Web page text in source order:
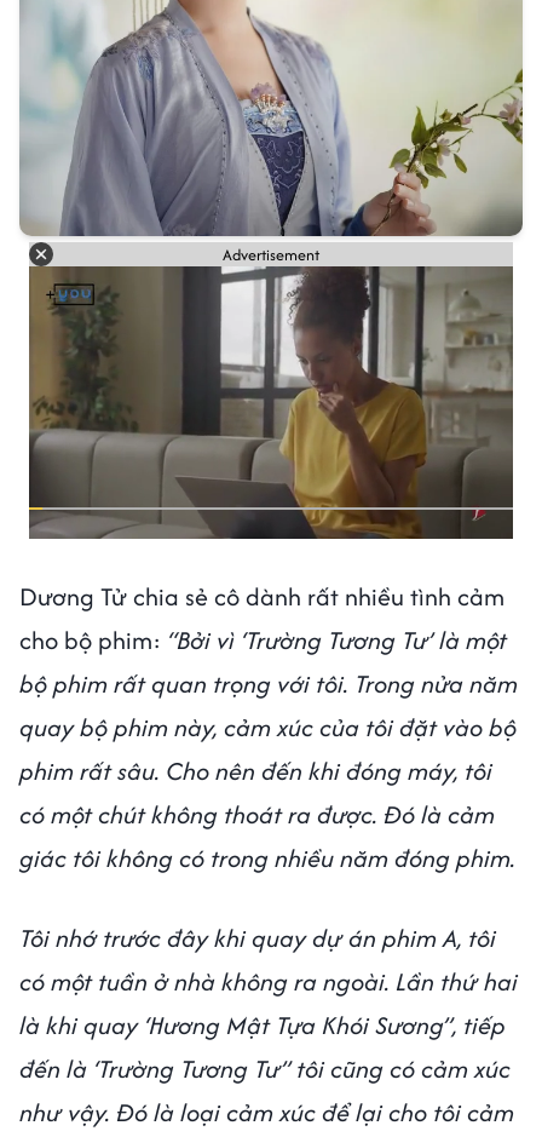
Advertisement
Dương Tử chia sẻ cô dành rất nhiều tình cảm
cho bộ phim: “Bởi vì ‘Trường Tương Tư’ là một
bộ phim rất quan trọng với tôi. Trong nửa năm
quay bộ phim này, cảm xúc của tôi đặt vào bộ
phim rất sâu. Cho nên đến khi đóng máy, tôi
có một chút không thoát ra được. Đó là cảm
giác tôi không có trong nhiều năm đóng phim.
Tôi nhớ trước đây khi quay dự án phim A, tôi
có một tuần ở nhà không ra ngoài. Lần thứ hai
là khi quay ‘Hương Mật Tựa Khói Sương”, tiếp
đến là ‘Trường Tương Tư” tôi cũng có cảm xúc
như vậy. Đó là loại cảm xúc để lại cho tôi cảm